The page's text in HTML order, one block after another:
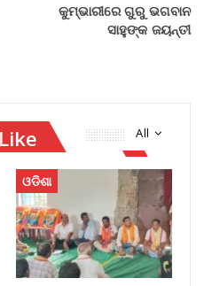
କୁମ୍ଭାରୀରେ ଗୁରୁ ଭଗବାନ
ସାହୁଙ୍କ ଜୟନ୍ତୀ
All
ଓଡିଶା